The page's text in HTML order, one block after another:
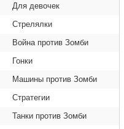
Для девочек
Стрелялки
Война против Зомби
Гонки
Машины против Зомби
Стратегии
Танки против Зомби